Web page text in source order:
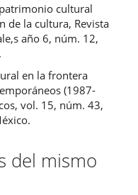
cultural
de la cultura, Revista
año 6, núm. 12,
en la frontera
(1987-
vol. 15, núm. 43,
del mismo